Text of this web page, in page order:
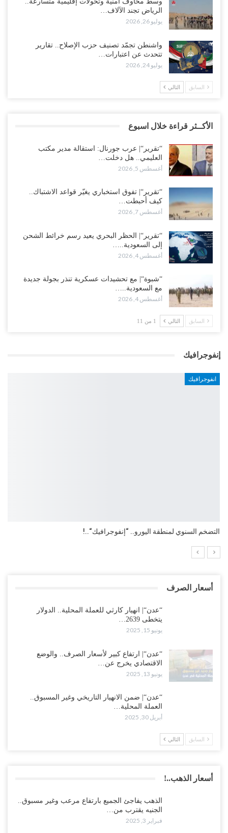
الرياض تجند الآلاف…
يوليو 26, 2026
واشنطن تجمّد تصنيف حزب الإصلاح.. تقارير
تتحدث عن اعتبارات…
يوليو 24, 2026
السابق التالي
الأكــثر قراءة خلال اسبوع
“تقرير“| عرب جورنال: استقالة مدير مكتب
العليمي.. هل دخلت…
أغسطس 5, 2026
“تقرير“| تفوق استخباري يغيّر قواعد الاشتباك..
كيف أحبطت…
أغسطس 7, 2026
“تقرير“| الحظر البحري يعيد رسم خرائط الشحن
إلى السعودية..…
أغسطس 4, 2026
“شبوة“| مع تحشيدات عسكرية تنذر بجولة جديدة
مع السعودية..…
أغسطس 4, 2026
السابق التالي 1 من 11
إنفوجرافيك
انفوجرافيك
التضخم السنوي لمنطقة اليورو.. “إنفوجرافيك“..!
أسعار الصرف
“عدن“| انهيار كارثي للعملة المحلية.. الدولار
يتخطى 2639…
يونيو 15, 2025
“عدن“| ارتفاع كبير لأسعار الصرف.. والوضع
الاقتصادي يخرج عن…
يونيو 13, 2025
“عدن“| ضمن الانهيار التاريخي وغير المسبوق..
العملة المحلية…
أبريل 30, 2025
السابق التالي
أسعار الذهب..!
الذهب يفاجئ الجميع بارتفاع مرعب وغير مسبوق..
الجنيه يقترب من…
فبراير 3, 2025